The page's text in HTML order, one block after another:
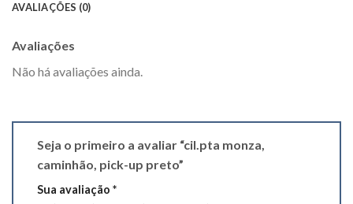
AVALIAÇÕES (0)
Avaliações
Não há avaliações ainda.
Seja o primeiro a avaliar “cil.pta monza,
caminhão, pick-up preto”
Sua avaliação *